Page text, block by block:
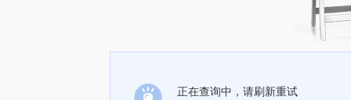
正在查询中，请刷新重试